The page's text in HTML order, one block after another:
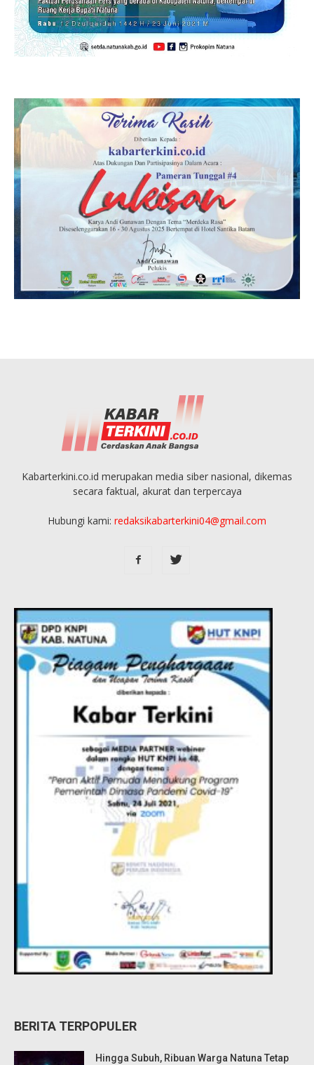
Kabarterkini.co.id merupakan media siber nasional, dikemas
secara faktual, akurat dan terpercaya
Hubungi kami: redaksikabarterkini04@gmail.com
BERITA TERPOPULER
Hingga Subuh, Ribuan Warga Natuna Tetap